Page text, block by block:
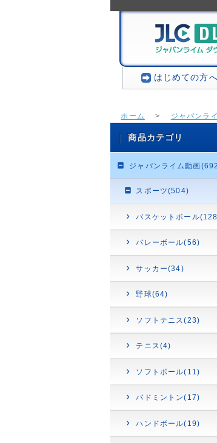
はじめての方へ
ホーム > ジャパンラ
商品カテゴリ
ジャパンライム動画
スポーツ(504)
バスケットボール
バレーボール(56)
サッカー(34)
野球(64)
ソフトテニス(23)
テニス(4)
ソフトボール(11)
バドミントン(17)
ハンドボール(19)